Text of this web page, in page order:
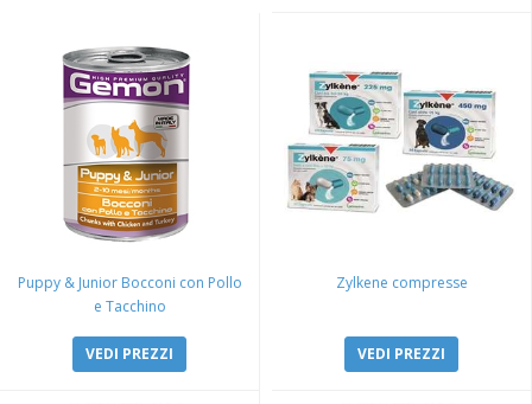
Puppy & Junior Bocconi con Pollo
e Tacchino
VEDI PREZZI
Zylkene compresse
VEDI PREZZI